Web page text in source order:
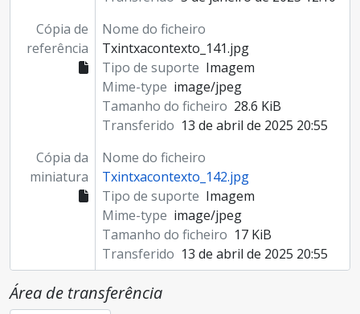
Cópia de
referência
Nome do ficheiro
Txintxacontexto_141.jpg
Tipo de suporte Imagem
Mime-type image/jpeg
Tamanho do ficheiro 28.6 KiB
Transferido 13 de abril de 2025 20:55
Cópia da
miniatura
Nome do ficheiro
Txintxacontexto_142.jpg
Tipo de suporte Imagem
Mime-type image/jpeg
Tamanho do ficheiro 17 KiB
Transferido 13 de abril de 2025 20:55
Área de transferência